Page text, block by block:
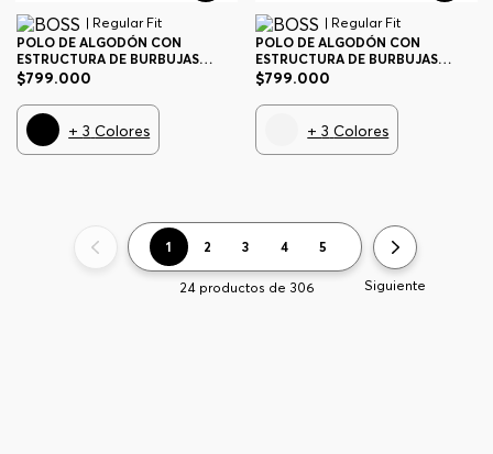
| Regular Fit
POLO DE ALGODÓN CON
ESTRUCTURA DE BURBUJAS
POLO REGULAR FIT HOMBRE
$799.000
+3 Colores
| Regular Fit
POLO DE ALGODÓN CON
ESTRUCTURA DE BURBUJAS
POLO REGULAR FIT HOMBRE
$799.000
+3 Colores
1 2 3 4 5
Siguiente
24 productos de 306